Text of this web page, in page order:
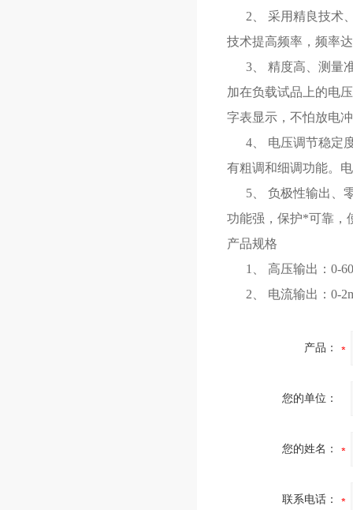
2、 采用精良技术、
技术提高频率，频率
3、 精度高、测量准
加在负载试品上的电
字表显示，不怕放电
4、 电压调节稳定度
有粗调和细调功能。
5、 负极性输出、零
功能强，保护*可靠，
产品规格
1、 高压输出：
2、 电流输出：
产品：
您的单位：
您的姓名：
联系电话：